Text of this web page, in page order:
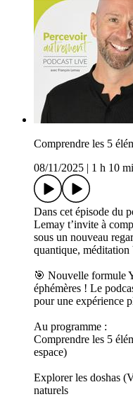
Comprendre les 5
08/11/2025
1 h 10
Dans cet épisode du
Lemay t’invite à
sous un nouveau
quantique, méditation
🎯 Nouvelle formule
éphémères ! Le
pour une expérience
Au programme :
Comprendre les 5
espace)
Explorer les doshas
naturels